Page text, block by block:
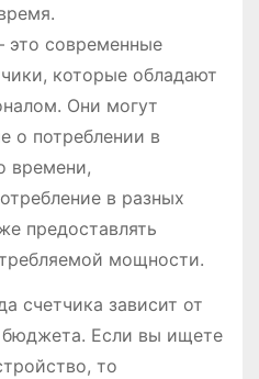
это современные
которые обладают
Они могут
о потреблении в
времени,
в разных
предоставлять
мощности.
счетчика зависит от
Если вы ищете
то